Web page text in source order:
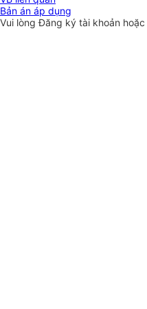
Bản án áp dụng
Vui lòngĐăng ký tài khoản hoặc